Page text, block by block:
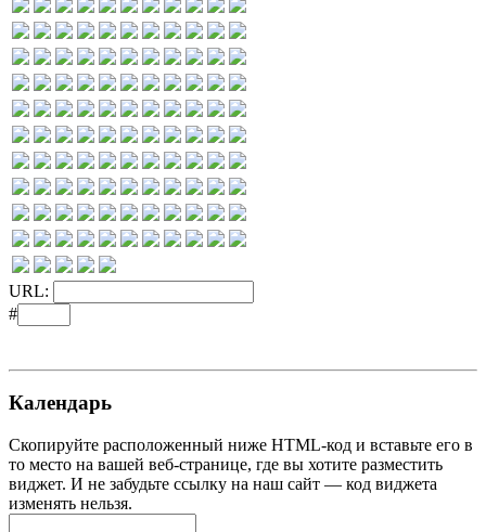
URL:
#
Календарь
Скопируйте расположенный ниже HTML-код и вставьте его в
то место на вашей веб-странице, где вы хотите разместить
виджет. И не забудьте ссылку на наш сайт — код виджета
изменять нельзя.